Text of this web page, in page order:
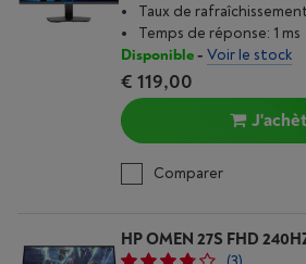
Taux de
Temps de réponse: 1 ms
Disponible- Voir le stock
€ 119,00
Comparer
HP OMEN 27S FHD